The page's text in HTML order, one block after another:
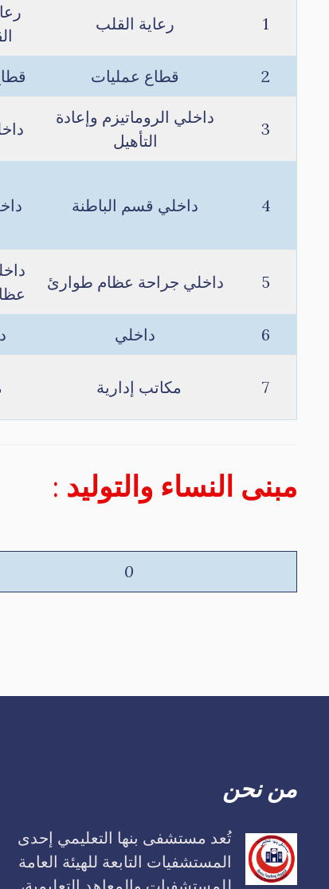
1 رعاية القلب
2 قطاع عمليات
3
داخلي الروماتيزم وإعادة
التأهيل
4 داخلي قسم الباطنة
5 داخلي جراحة عظام طوارئ
6 داخلي
7 مكاتب إدارية
مبنى النساء والتوليد :
0
من نحن
تُعد مستشفى بنها التعليمي إحدى
المستشفيات التابعة للهيئة العامة